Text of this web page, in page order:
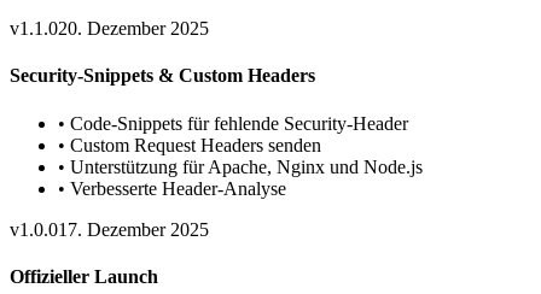
v1.1.020. Dezember 2025
Security-Snippets & Custom Headers
• Code-Snippets für fehlende Security-Header
• Custom Request Headers senden
• Unterstützung für Apache, Nginx und Node.js
• Verbesserte Header-Analyse
v1.0.017. Dezember 2025
Offizieller Launch